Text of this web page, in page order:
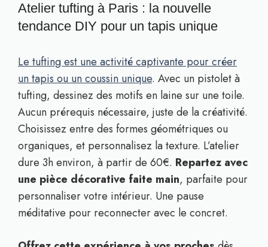
Atelier tufting à Paris : la nouvelle
tendance DIY pour un tapis unique
Le tufting est une activité captivante pour créer
un tapis ou un coussin unique. Avec un pistolet à
tufting, dessinez des motifs en laine sur une toile.
Aucun prérequis nécessaire, juste de la créativité.
Choisissez entre des formes géométriques ou
organiques, et personnalisez la texture. L’atelier
dure 3h environ, à partir de 60€. Repartez avec
une pièce décorative faite main, parfaite pour
personnaliser votre intérieur. Une pause
méditative pour reconnecter avec le concret.